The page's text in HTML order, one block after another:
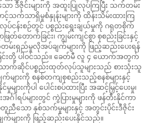
ော ဒီဇိုင်းများကို အထူးပြုလုပ်ကြပြီး သက်တမ်း
သက်သာရှိမှုစံနှုန်းများကို ထိန်းသိမ်းထားကြ
န်းစဉ်တွင် ပစ္စည်းရွေးချယ်မှုကို ဂရုတစိုက်
ဖြတ်တောက်ခြင်း၊ ကျွမ်းကျင်စွာ စုစည်းခြင်းနှင့်
မ်းရှည်မှုလိုအပ်ချက်များကို ဖြည့်ဆည်းပေးရန်
ြင်းတို့ ပါဝင်သည်။ ခေတ်မီ လူ ၄ ယောက်အတွက်
သောက်ဆိုင်ပစ္စည်းထုတ်လုပ်သူများသည် စားသုံးသူ
က်များကို စနစ်တကျစုစည်းသည့်စနစ်များနှင့်
ျားကိုပါ ပေါင်းစပ်ထားပြီး အဆင့်မြှင့်ပေးမှု၊
းအင်္ဂါရပ်များတွင် ကွဲပြားမှုများကို ဖန်တီးနိုင်ကာ
တူညီသော နှစ်သက်မှုများနှင့် အတွင်းပိုင်းဒီဇိုင်း
က်များကို ဖြည့်ဆည်းပေးနိုင်သည်။